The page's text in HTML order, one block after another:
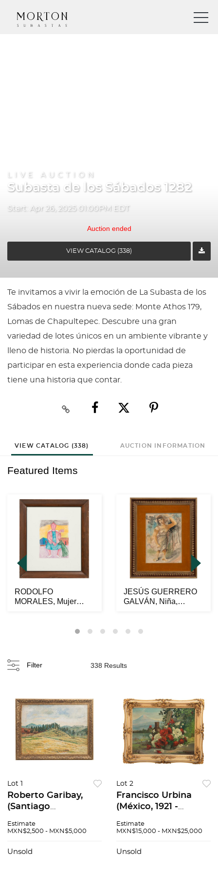
LIVE AUCTION
Subasta de los Sábados 1282
Start: Apr 26, 2025 01:00PM EDT
Auction ended
VIEW CATALOG (338)
Te invitamos a vivir la emoción de La Subasta de los
Sábados en nuestra nueva sede: Monte Athos 179,
Lomas de Chapultepec. Descubre una gran
variedad de lotes únicos en un ambiente vibrante y
lleno de historia. No pierdas la oportunidad de
participar en esta experiencia donde cada pieza
tiene una historia que contar.
VIEW CATALOG (338) AUCTION INFORMATION
Featured Items
RODOLFO
MORALES, Mujer
JESÚS GUERRERO
GALVÁN, Niña,
Filter 338 Results
Lot 1
Roberto Garibay,
(Santiago
Durango, 1921 - )
smasonite, firmado.,
Estimate
MXN$2,500 - MXN$5,000
Unsold
Lot 2
Francisco Urbina
(México, 1921 -
Paisaje "Volcán con
tela. Firmado F.
Estimate
MXN$15,000 - MXN$25,000
Unsold